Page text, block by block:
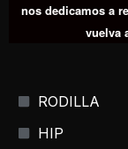
nos dedicamos a
vuelva
RODILLA
HIP